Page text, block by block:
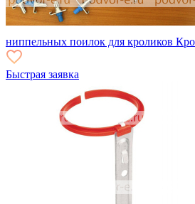
ниппельных поилок для кроликов
Быстрая заявка